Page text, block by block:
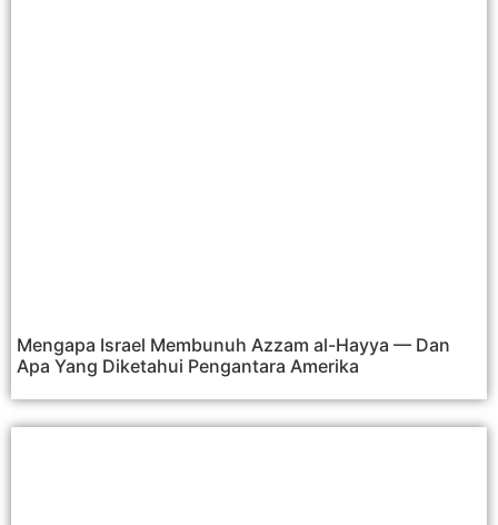
Mengapa Israel Membunuh Azzam al-Hayya — Dan
Apa Yang Diketahui Pengantara Amerika